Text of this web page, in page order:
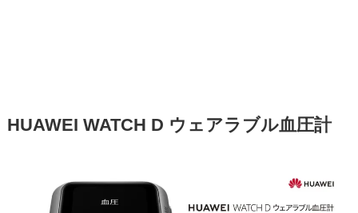
HUAWEI WATCH D ウェアラブル血圧計